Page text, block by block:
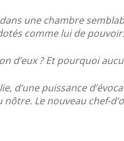
une chambre
comme lui de
d’eux ? Et pourquoi
d’une puissance
Le nouveau chef-